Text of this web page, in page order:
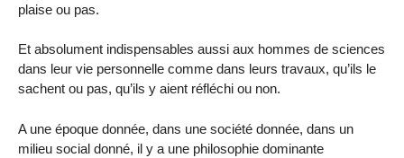
plaise ou pas.
Et absolument indispensables aussi aux hommes de sciences
dans leur vie personnelle comme dans leurs travaux, qu’ils le
sachent ou pas, qu’ils y aient réfléchi ou non.
A une époque donnée, dans une société donnée, dans un
milieu social donné, il y a une philosophie dominante